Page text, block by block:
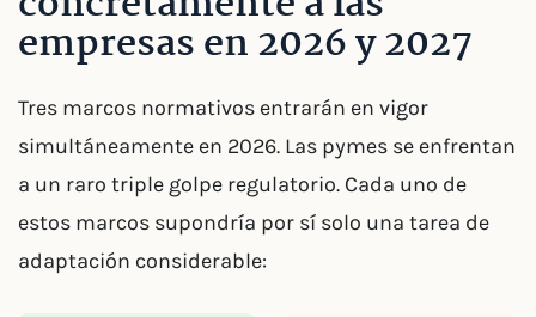
empresas en 2026 y 2027
Tres marcos normativos entrarán en vigor
simultáneamente en 2026. Las pymes se enfrentan
a un raro triple golpe regulatorio. Cada uno de
estos marcos supondría por sí solo una tarea de
adaptación considerable: